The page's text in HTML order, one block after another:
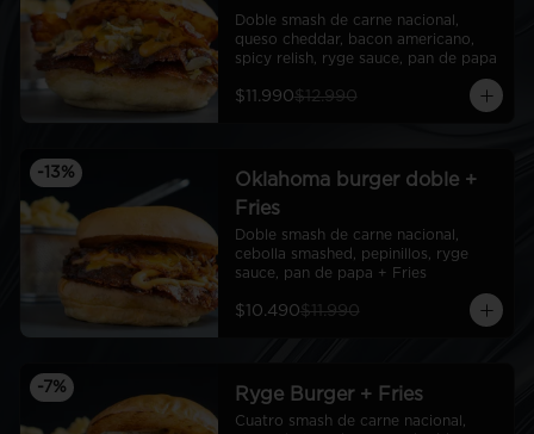
Doble smash de carne nacional,
queso cheddar, bacon americano,
spicy relish, ryge sauce, pan de papa
$11.990$12.990
-13%
Oklahoma burger doble +
Fries
Doble smash de carne nacional,
cebolla smashed, pepinillos, ryge
sauce, pan de papa + Fries
$10.490$11.990
-7% Ryge Burger + Fries
Cuatro smash de carne nacional,